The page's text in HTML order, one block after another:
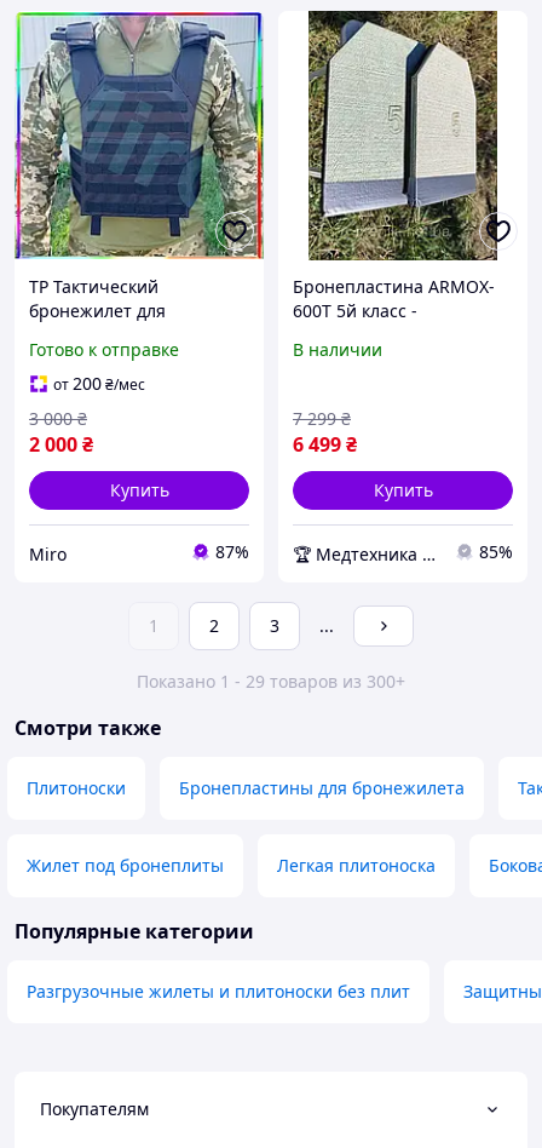
TP Тактический
бронежилет для
регулируемый, черный,
Oxford 600D Miro-ll
Готово к отправке
от200₴/мес
2 000₴
3 000 ₴
Купить
Miro 87%
Бронепластина ARMOX-
600T 5й класс -
Сертификат (Комплект)
В наличии
6 499₴
7 299 ₴
Купить
🏆 Медтехника — 20 лет надежности 85%
1 2 3 ...
Показано 1 - 29 товаров из 300+
Смотри также
Плитоноски Бронепластины для бронежилета
Жилет под бронеплиты Легкая плитоноска
Популярные категории
Разгрузочные жилеты и плитоноски без плит
Покупателям